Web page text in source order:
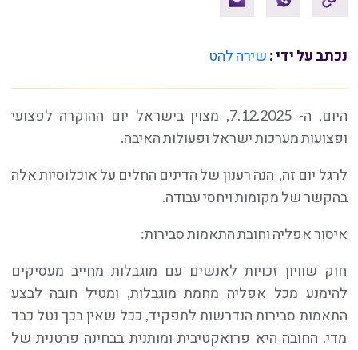
נכתב על ידי : שירה להט
היום, ה- 7.12.2025, מצוין בישראל יום ההוקרה לפצועי
ופצועות מערכות ישראל ופעולות האיבה.
לרגל יום זה, הנה רענון של הדינים החלים על אוכלוסיות אלה
בהקשר של מקומות ויחסי עבודה.
איסור אפליה וחובת התאמות סבירות:
חוק שוויון זכויות לאנשים עם מוגבלות מחייב מעסיקים
להימנע מכל אפליה מחמת מוגבלות, ומטיל חובה לבצע
התאמות סבירות הנדרשות לתפקיד, ככל שאין בכך נטל כבד
מדי. החובה היא פרואקטיבית ומותנית בבחינה פרטנית של